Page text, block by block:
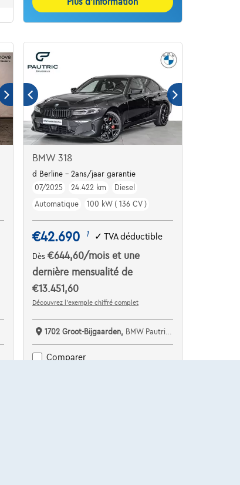
BMW 318
d Berline - 2ans/jaar garantie
07/2025
24.422 km
Diesel
Automatique
100 kW ( 136 CV )
€42.690 1 ✓TVA déductible
Dès€644,60/moiset une
dernière mensualité de
€13.451,60
Découvrez l’exemple chiffré complet
1702 Groot-Bijgaarden, BMW Pautric Groot Bijgaarden
Comparer